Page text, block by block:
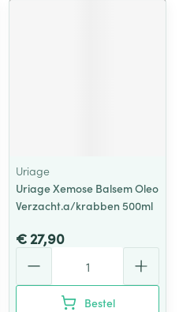
Uriage
Uriage Xemose Balsem Oleo
Verzacht.a/krabben 500ml
€ 27,90
Bestel